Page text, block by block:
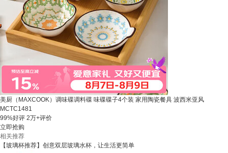
美厨（MAXCOOK）调味碟调料碟 味碟碟子4个装 家用陶瓷餐具 波西米亚风
MCTC1481
99%好评 2万+评价
立即抢购
相关推荐
【玻璃杯推荐】创意双层玻璃水杯，让生活更简单